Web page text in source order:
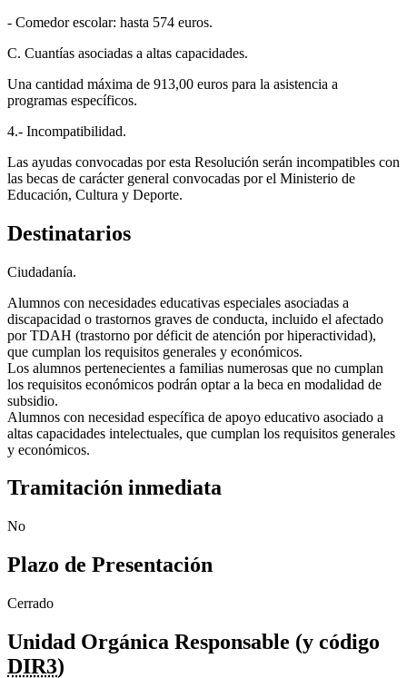
- Comedor escolar: hasta 574 euros.
C. Cuantías asociadas a altas capacidades.
Una cantidad máxima de 913,00 euros para la asistencia a
programas específicos.
4.- Incompatibilidad.
Las ayudas convocadas por esta Resolución serán incompatibles con
las becas de carácter general convocadas por el Ministerio de
Educación, Cultura y Deporte.
Destinatarios
Ciudadanía.
Alumnos con necesidades educativas especiales asociadas a
discapacidad o trastornos graves de conducta, incluido el afectado
por TDAH (trastorno por déficit de atención por hiperactividad),
que cumplan los requisitos generales y económicos.
Los alumnos pertenecientes a familias numerosas que no cumplan
los requisitos económicos podrán optar a la beca en modalidad de
subsidio.
Alumnos con necesidad específica de apoyo educativo asociado a
altas capacidades intelectuales, que cumplan los requisitos generales
y económicos.
Tramitación inmediata
No
Plazo de Presentación
Cerrado
Unidad Orgánica Responsable (y código
DIR3)